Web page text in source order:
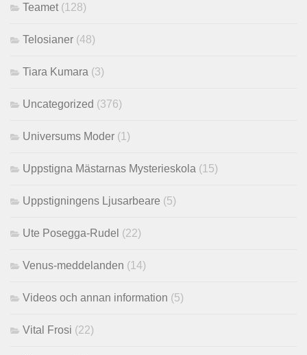
Teamet (128)
Telosianer (48)
Tiara Kumara (3)
Uncategorized (376)
Universums Moder (1)
Uppstigna Mästarnas Mysterieskola (15)
Uppstigningens Ljusarbeare (5)
Ute Posegga-Rudel (22)
Venus-meddelanden (14)
Videos och annan information (5)
Vital Frosi (22)